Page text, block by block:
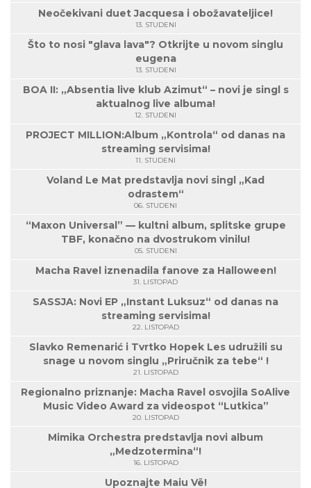
Neočekivani duet Jacquesa i obožavateljice!
13. STUDENI
Što to nosi "glava lava"? Otkrijte u novom singlu
eugena
13. STUDENI
BOA II: „Absentia live klub Azimut“ – novi je singl s
aktualnog live albuma!
12. STUDENI
PROJECT MILLION:Album „Kontrola“ od danas na
streaming servisima!
11. STUDENI
Voland Le Mat predstavlja novi singl „Kad
odrastem“
06. STUDENI
“Maxon Universal” — kultni album, splitske grupe
TBF, konačno na dvostrukom vinilu!
05. STUDENI
Macha Ravel iznenadila fanove za Halloween!
31. LISTOPAD
SASSJA: Novi EP „Instant Luksuz“ od danas na
streaming servisima!
22. LISTOPAD
Slavko Remenarić i Tvrtko Hopek Les udružili su
snage u novom singlu „Priručnik za tebe“ !
21. LISTOPAD
Regionalno priznanje: Macha Ravel osvojila SoAlive
Music Video Award za videospot “Lutkica”
20. LISTOPAD
Mimika Orchestra predstavlja novi album
„Medzotermina“!
16. LISTOPAD
Upoznajte Maiu Vë!